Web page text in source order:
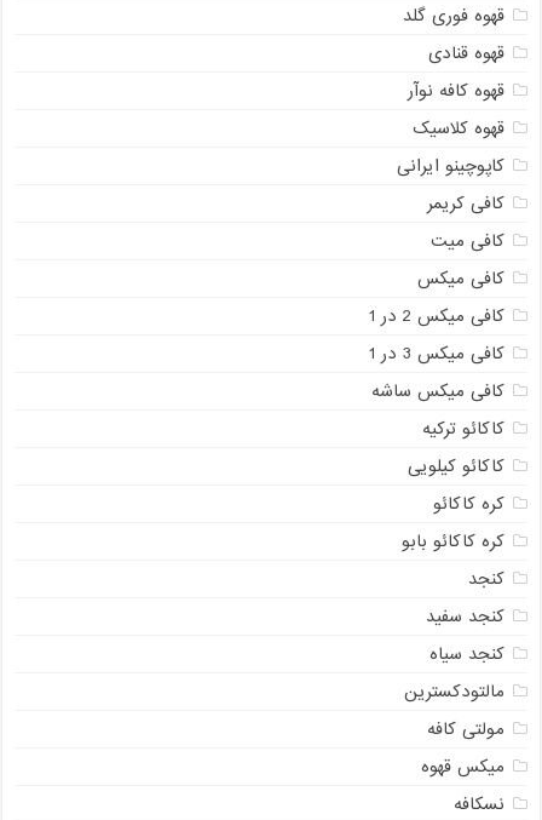
قهوه فوری گلد
قهوه قنادی
قهوه کافه نوآر
قهوه کلاسیک
کاپوچینو ایرانی
کافی کریمر
کافی میت
کافی میکس
کافی میکس 2 در 1
کافی میکس 3 در 1
کافی میکس ساشه
کاکائو ترکیه
کاکائو کیلویی
کره کاکائو
کره کاکائو بابو
کنجد
کنجد سفید
کنجد سیاه
مالتودکسترین
مولتی کافه
میکس قهوه
نسکافه